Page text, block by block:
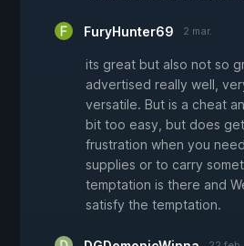
FuryHunter69 2 mar.
its great but also not so
advertised really well,
versatile. But is a cheat
bit too easy, but does
frustration when you
supplies or to carry
temptation is there and
satisfy the temptation.